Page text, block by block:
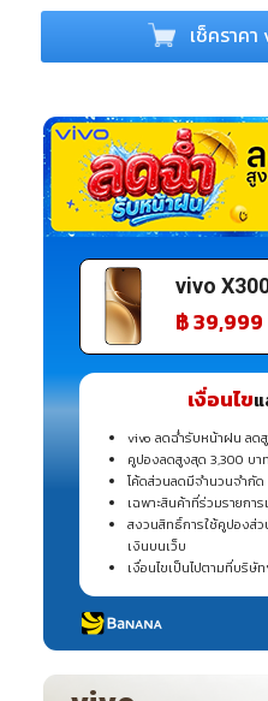
เช็คราค
vivo X300
vivo
฿ 39,999
เงื่อนไข
vivo ลดฉ่ำรับหน้าฝน ลด
คูปองลดสูงสุด 3,300 บ
โค้ดส่วนลดมีจำนวนจำกัด
เฉพาะสินค้าที่ร่วมรายการ
สงวนสิทธิ์การใช้คูปองส่ว
เงินบนเว็บ
เงื่อนไขเป็นไปตามที่บริษั